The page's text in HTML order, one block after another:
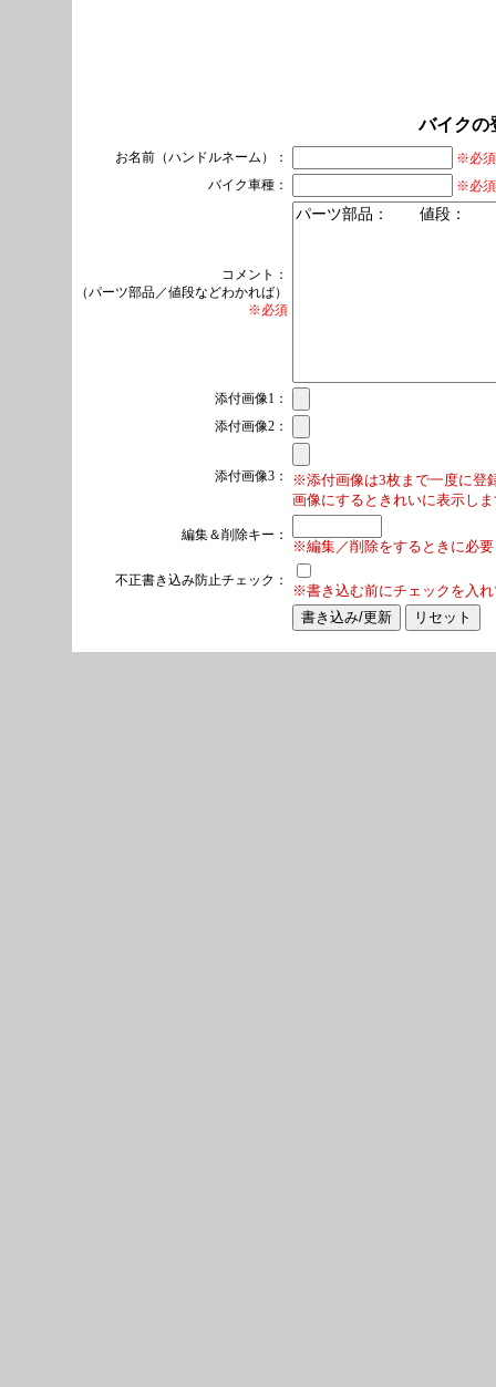
バイクの
お名前（ハンドルネーム）：
※必須
バイク車種：
※必須
コメント：
（パーツ部品／値段などわかれば）
※必須
添付画像1：
添付画像2：
添付画像3：
※添付画像は3枚まで一度に登
画像にするときれいに表示し
編集＆削除キー：
※編集／削除をするときに必
不正書き込み防止チェック：
※書き込む前にチェックを入